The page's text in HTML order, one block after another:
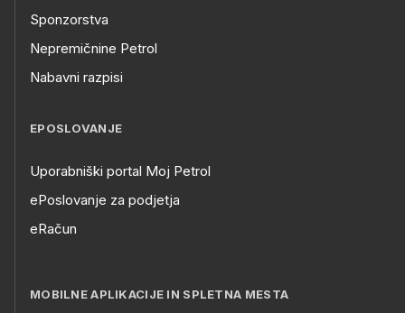
Sponzorstva
Nepremičnine Petrol
Nabavni razpisi
EPOSLOVANJE
Uporabniški portal Moj Petrol
ePoslovanje za podjetja
eRačun
MOBILNE APLIKACIJE IN SPLETNA MESTA